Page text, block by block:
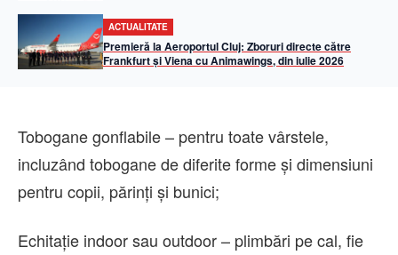
ACTUALITATE
Premieră la Aeroportul Cluj: Zboruri directe către
Frankfurt și Viena cu Animawings, din iulie 2026
Tobogane gonflabile – pentru toate vârstele,
incluzând tobogane de diferite forme și dimensiuni
pentru copii, părinți și bunici;
Echitație indoor sau outdoor – plimbări pe cal, fie